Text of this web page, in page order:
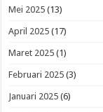
Mei 2025 (13)
April 2025 (17)
Maret 2025 (1)
Februari 2025 (3)
Januari 2025 (6)